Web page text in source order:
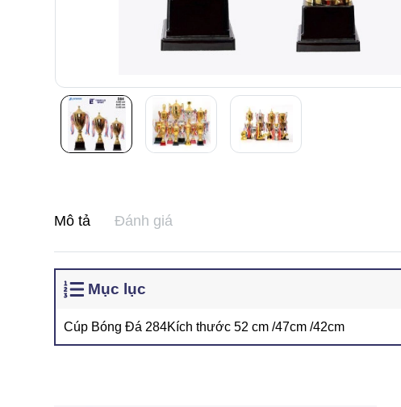
Mô tả Đánh giá
Mục lục
Cúp Bóng Đá 284Kích thước 52 cm /47cm /42cm